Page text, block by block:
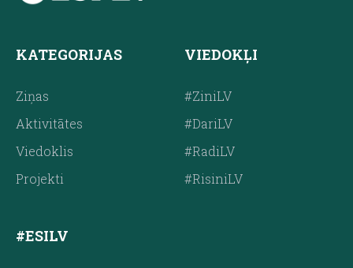
KATEGORIJAS
Ziņas
Aktivitātes
Viedoklis
Projekti
VIEDOKĻI
#ZiniLV
#DariLV
#RadiLV
#RisiniLV
#ESILV